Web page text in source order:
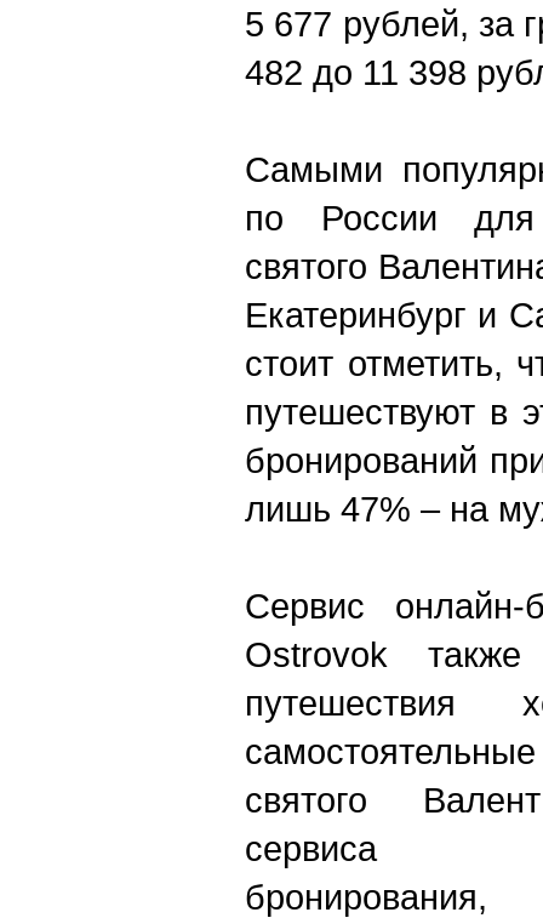
5 677 рублей, за
482 до 11 398
Самыми
по России для
святого
Екатеринбург и
стоит отметить,
путешествуют в
бронирований
лишь 47% – на
Сервис онлайн-
Ostrovok
путешествия
святого
сервиса